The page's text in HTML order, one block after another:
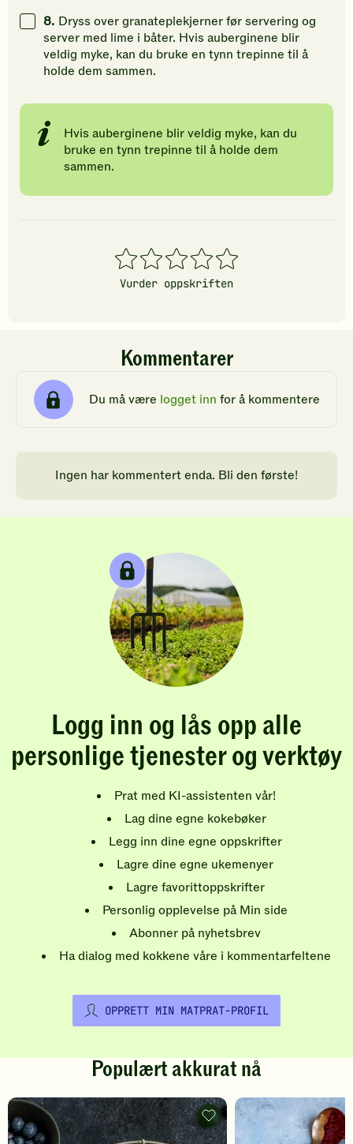
8. Dryss over granateplekjerner før servering og
server med lime i båter. Hvis auberginene blir
veldig myke, kan du bruke en tynn trepinne til å
holde dem sammen.
Hvis auberginene blir veldig myke, kan du
bruke en tynn trepinne til å holde dem
sammen.
1
stjerner
2
stjerner
3
stjerner
4
stjerner
5
stjerner
Vurder oppskriften
Kommentarer
Du må være logget inn for å kommentere
Ingen har kommentert enda. Bli den første!
Logg inn og lås opp alle
personlige tjenester og verktøy
Prat med KI-assistenten vår!
Lag dine egne kokebøker
Legg inn dine egne oppskrifter
Lagre dine egne ukemenyer
Lagre favorittoppskrifter
Personlig opplevelse på Min side
Abonner på nyhetsbrev
Ha dialog med kokkene våre i kommentarfeltene
OPPRETT MIN MATPRAT-PROFIL
Populært akkurat nå
Pannekaker
-